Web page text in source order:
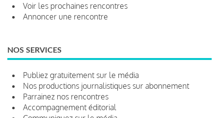
Voir les prochaines rencontres
Annoncer une rencontre
NOS SERVICES
Publiez gratuitement sur le média
Nos productions journalistiques sur abonnement
Parrainez nos rencontres
Accompagnement éditorial